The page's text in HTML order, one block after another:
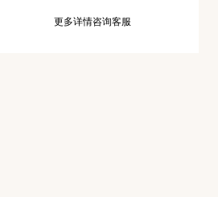
更多详情咨询客服